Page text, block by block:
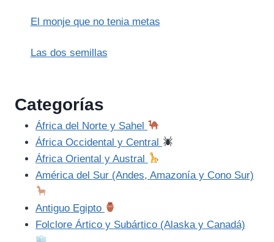
El monje que no tenia metas
Las dos semillas
Categorías
África del Norte y Sahel
África Occidental y Central
África Oriental y Austral
América del Sur (Andes, Amazonía y Cono Sur)
Antiguo Egipto
Folclore Ártico y Subártico (Alaska y Canadá)